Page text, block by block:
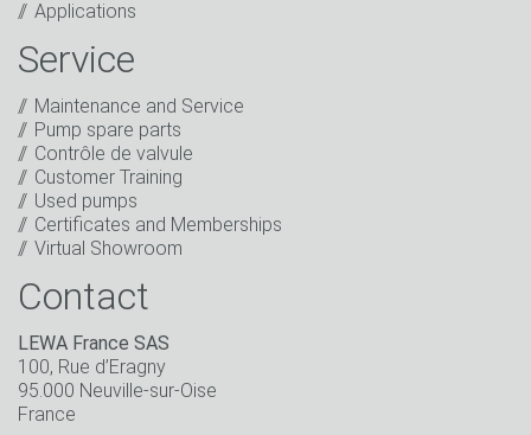
Cela inclut l'envoi de notre newsletter ainsi que
d'autres informations sur les nouveaux produits, les
nouveautés de l'entreprise, les actions publicitaires,
événements correspondants.
* Champs obligatoire
Applications
Service
Maintenance and Service
Pump spare parts
Contrôle de valvule
Customer Training
Used pumps
Certificates and Memberships
Virtual Showroom
Contact
LEWA France SAS
100, Rue d’Eragny
95.000 Neuville-sur-Oise
France